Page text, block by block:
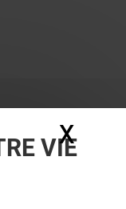
VOUS
VIE
X